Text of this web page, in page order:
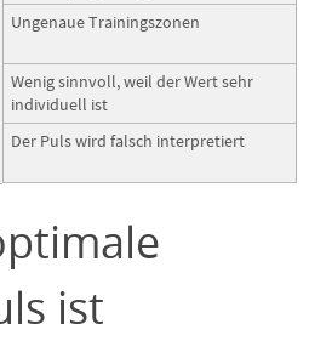
Ungenaue Trainingszonen
Wenig sinnvoll, weil der Wert sehr
individuell ist
Der Puls wird falsch interpretiert
ist